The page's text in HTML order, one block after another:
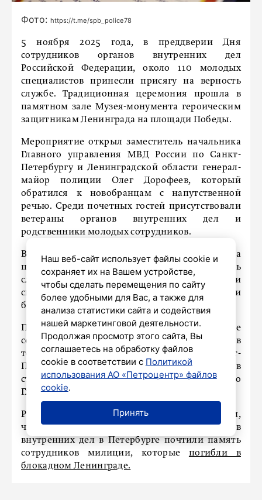
Фото: https://t.me/spb_police78
5 ноября 2025 года, в преддверии Дня
сотрудников органов внутренних дел
Российской Федерации, около 110 молодых
специалистов принесли присягу на верность
службе. Традиционная церемония прошла в
памятном зале Музея-монумента героическим
защитникам Ленинграда на площади Победы.
Мероприятие открыл заместитель начальника
Главного управления МВД России по Санкт-
Петербургу и Ленинградской области генерал-
майор полиции Олег Дорофеев, который
обратился к новобранцам с напутственной
речью. Среди почетных гостей присутствовали
ветераны органов внутренних дел и
родственники молодых сотрудников.
В ходе церемонии стражи правопорядка
поклялись добросовестно исполнять
служебные обязанности, защищать права и
свободы граждан, проявлять мужество и
бдительность в борьбе с преступностью.
После принятия присяги новоиспеченные
сотрудники приступят к службе в
территориальных органах МВД Санкт-
Петербурга и Ленинградской области, а также в
структурных подразделениях регионального
Главного управления.
Ранее «Петербургский дневник» писал о том,
что в преддверии Дня сотрудников органов
внутренних дел в Петербурге почтили память
сотрудников милиции, которые погибли в
блокадном Ленинграде.
Наш веб-сайт использует файлы cookie и
сохраняет их на Вашем устройстве,
чтобы сделать перемещения по сайту
более удобными для Вас, а также для
анализа статистики сайта и содействия
нашей маркетинговой деятельности.
Продолжая просмотр этого сайта, Вы
соглашаетесь на обработку файлов
cookie в соответствии с Политикой
использования АО «Петроцентр» файлов
cookie.
Принять